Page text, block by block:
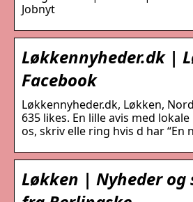
Jobnyt
Løkkennyheder.dk |
Facebook
Løkkennyheder.dk, Løkken,
635 likes. En lille avis med lokale
os, skriv elle ring hvis d har “En
Løkken | Nyheder og